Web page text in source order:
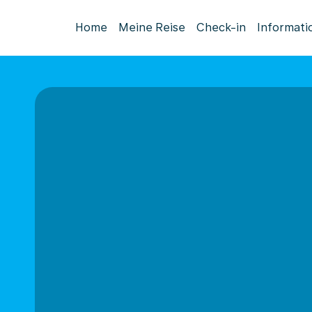
Home Meine Reise Check-in